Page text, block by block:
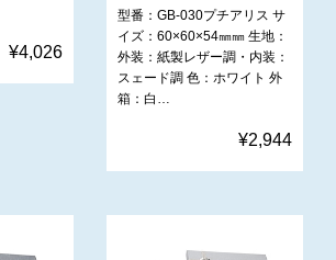
¥4,026
型番：GB-030プチアリス サ
イズ：60×60×54㎜㎜ 生地：
外装：紙製レザー調・内装：
スェード調 色：ホワイト 外
箱：白…
¥2,944